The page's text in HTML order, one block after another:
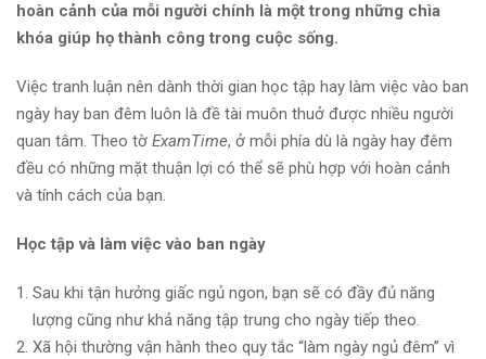
hoàn cảnh của mỗi người chính là một trong những chìa
khóa giúp họ thành công trong cuộc sống.
Việc tranh luận nên dành thời gian học tập hay làm việc vào ban
ngày hay ban đêm luôn là đề tài muôn thuở được nhiều người
quan tâm. Theo tờ ExamTime, ở mỗi phía dù là ngày hay đêm
đều có những mặt thuận lợi có thể sẽ phù hợp với hoàn cảnh
và tính cách của bạn.
Học tập và làm việc vào ban ngày
Sau khi tận hưởng giấc ngủ ngon, bạn sẽ có đầy đủ năng
lượng cũng như khả năng tập trung cho ngày tiếp theo.
Xã hội thường vận hành theo quy tắc “làm ngày ngủ đêm” vì